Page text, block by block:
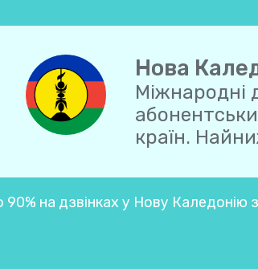
Нова
Міжнародні
країн.
на дзвінках у Нову Каледонію